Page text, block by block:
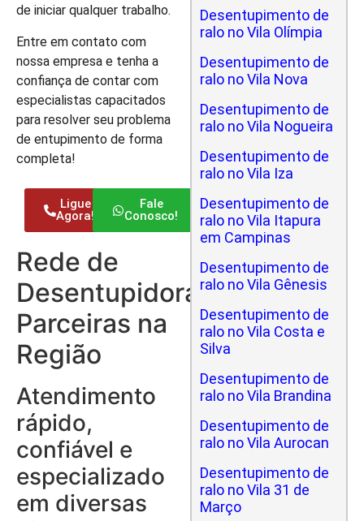
de iniciar qualquer trabalho.
Entre em contato com
nossa empresa e tenha a
confiança de contar com
especialistas capacitados
para resolver seu problema
de entupimento de forma
completa!
Ligue
Agora!
Fale
Conosco!
Rede de
Desentupidoras
Parceiras na
Região
Atendimento
rápido,
confiável e
especializado
em diversas
Desentupimento de
ralo no Vila Olímpia
Desentupimento de
ralo no Vila Nova
Desentupimento de
ralo no Vila Nogueira
Desentupimento de
ralo no Vila Iza
Desentupimento de
ralo no Vila Itapura
em Campinas
Desentupimento de
ralo no Vila Gênesis
Desentupimento de
ralo no Vila Costa e
Silva
Desentupimento de
ralo no Vila Brandina
Desentupimento de
ralo no Vila Aurocan
Desentupimento de
ralo no Vila 31 de
Março